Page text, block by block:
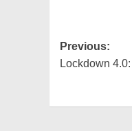
Post
Previous:
Lockdown 4.0: